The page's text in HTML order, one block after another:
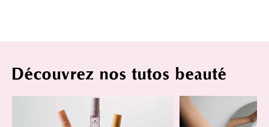
Découvrez nos tutos beauté